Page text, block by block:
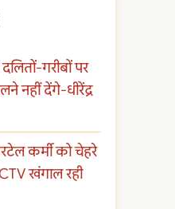
गरीबों पर
नहीं देंगे-धीरेंद्र
कर्मी को चेहरे
खंगाल रही